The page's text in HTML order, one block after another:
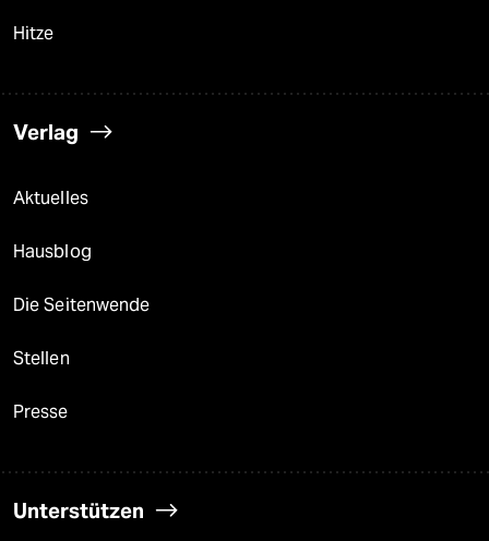
Hitze
Verlag
Aktuelles
Hausblog
Die Seitenwende
Stellen
Presse
Unterstützen